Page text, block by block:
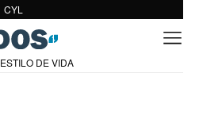
CYL
ESTILO DE VIDA